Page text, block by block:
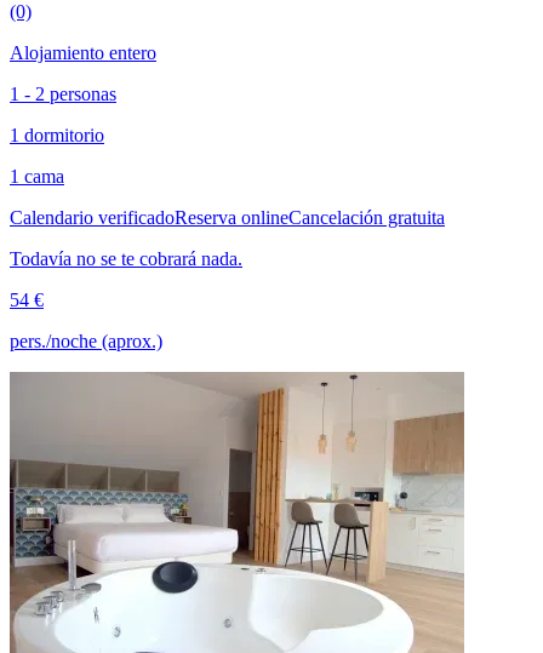
(0)
Alojamiento entero
1 - 2 personas
1 dormitorio
1 cama
Calendario verificadoReserva onlineCancelación gratuita
Todavía no se te cobrará nada.
54 €
pers./noche (aprox.)